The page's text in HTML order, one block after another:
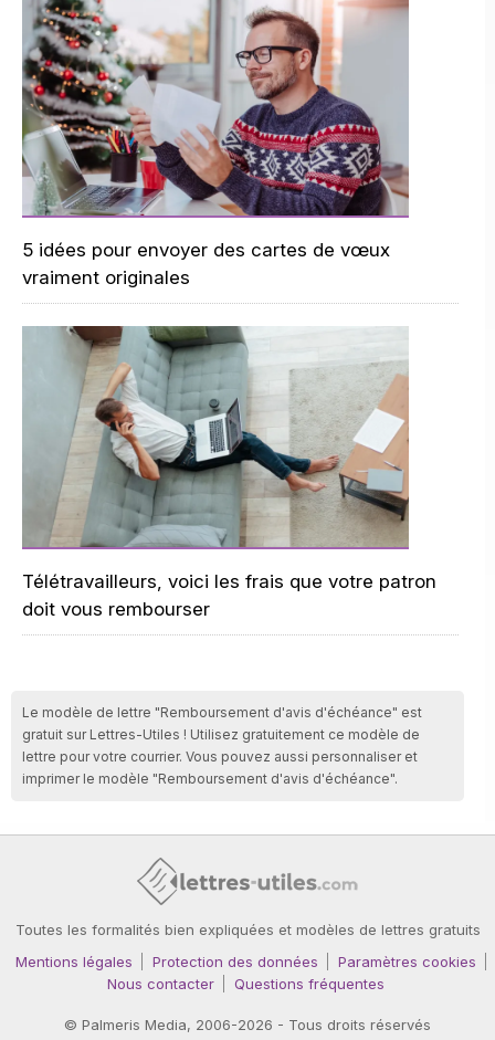
5 idées pour envoyer des cartes de vœux
vraiment originales
Télétravailleurs, voici les frais que votre patron
doit vous rembourser
Le modèle de lettre "Remboursement d'avis d'échéance" est
gratuit sur Lettres-Utiles ! Utilisez gratuitement ce modèle de
lettre pour votre courrier. Vous pouvez aussi personnaliser et
imprimer le modèle "Remboursement d'avis d'échéance".
Toutes les formalités bien expliquées et modèles de lettres gratuits
Mentions légales
Protection des données
Paramètres cookies
Nous contacter
Questions fréquentes
© Palmeris Media, 2006-2026 - Tous droits réservés